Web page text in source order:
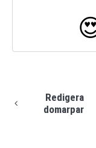
Redigera
domarpar